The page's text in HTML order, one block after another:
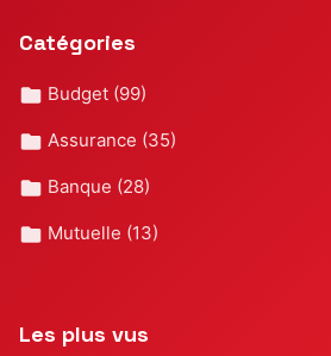
Catégories
Budget (99)
Assurance (35)
Banque (28)
Mutuelle (13)
Les plus vus